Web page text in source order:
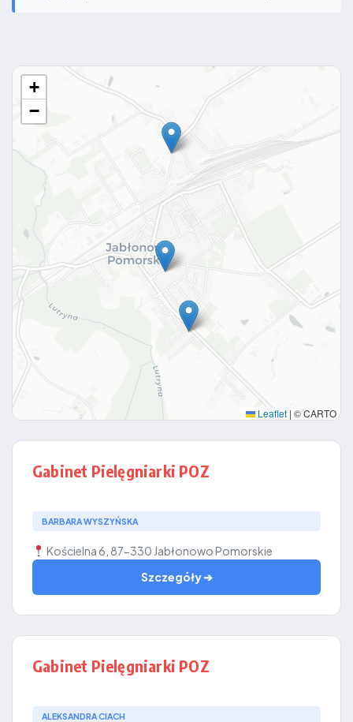
+
−
Leaflet | © CARTO
Gabinet Pielęgniarki POZ
BARBARA WYSZYŃSKA
Kościelna 6, 87-330 Jabłonowo Pomorskie
Szczegóły ➔
Gabinet Pielęgniarki POZ
ALEKSANDRA CIACH